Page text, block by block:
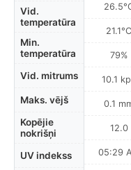
Vid.
temperatūra
Min.
temperatūra
Vid. mitrums
Maks. vējš
Kopējie
nokrišņi
UV indekss
21.1°C
79%
10.1
0.1
12.0
05:29